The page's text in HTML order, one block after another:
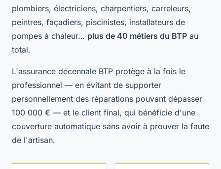
plombiers, électriciens, charpentiers, carreleurs,
peintres, façadiers, piscinistes, installateurs de
pompes à chaleur… plus de 40 métiers du BTP au
total.
L'assurance décennale BTP protège à la fois le
professionnel — en évitant de supporter
personnellement des réparations pouvant dépasser
100 000 € — et le client final, qui bénéficie d'une
couverture automatique sans avoir à prouver la faute
de l'artisan.